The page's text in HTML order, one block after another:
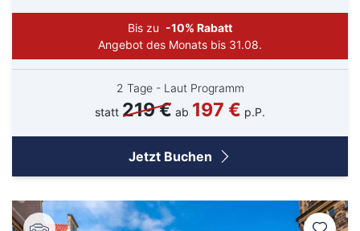
Bis zu -10% Rabatt
Angebot des Monats bis 31.08.
2 Tage - Laut Programm
statt 219 € ab 197 € p.P.
Jetzt Buchen